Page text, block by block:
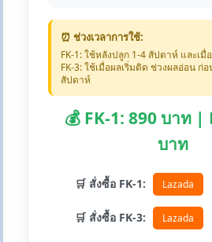
⏰ ช่วงเวลาการใช้:
FK-1: ใช้หลังปลูก 1-4 สัปดาห์ และเ
FK-3: ใช้เมื่อผลเริ่มติด ช่วงผลอ่อน ก่อ
สัปดาห์
💰 FK-1: 890 บาท |
บาท
🛒 สั่งซื้อ FK-1: Lazada
🛒 สั่งซื้อ FK-3: Lazada